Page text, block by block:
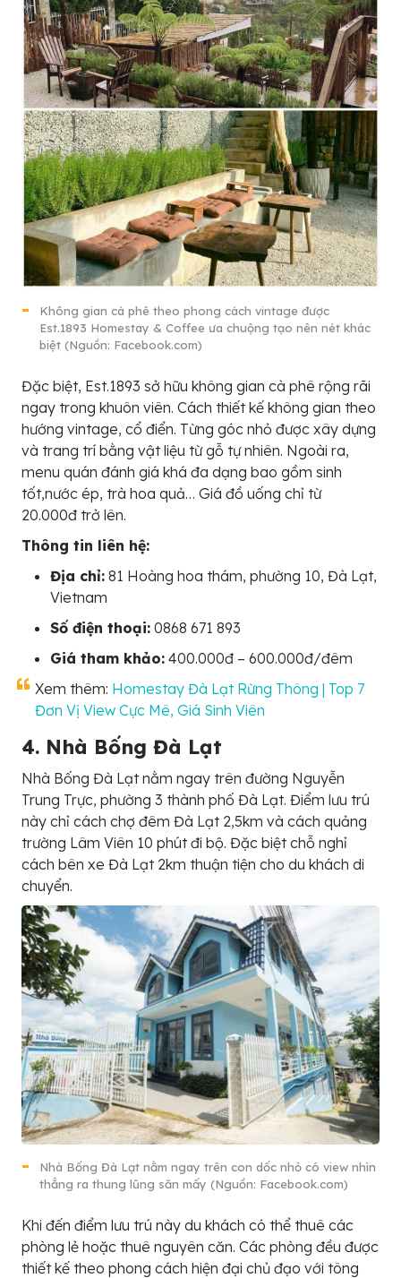
Không gian cà phê theo phong cách vintage được
Est.1893 Homestay & Coffee ưa chuộng tạo nên nét khác
biệt (Nguồn: Facebook.com)
Đặc biệt, Est.1893 sở hữu không gian cà phê rộng rãi
ngay trong khuôn viên. Cách thiết kế không gian theo
hướng vintage, cổ điển. Từng góc nhỏ được xây dựng
và trang trí bằng vật liệu từ gỗ tự nhiên. Ngoài ra,
menu quán đánh giá khá đa dạng bao gồm sinh
tốt,nước ép, trà hoa quả… Giá đồ uống chỉ từ
20.000đ trở lên.
Thông tin liên hệ:
Địa chỉ: 81 Hoàng hoa thám, phường 10, Đà Lạt,
Vietnam
Số điện thoại: 0868 671 893
Giá tham khảo: 400.000đ – 600.000đ/đêm
Xem thêm: Homestay Đà Lạt Rừng Thông | Top 7
Đơn Vị View Cực Mê, Giá Sinh Viên
4. Nhà Bống Đà Lạt
Nhà Bống Đà Lạt nằm ngay trên đường Nguyễn
Trung Trực, phường 3 thành phố Đà Lạt. Điểm lưu trú
này chỉ cách chợ đêm Đà Lạt 2,5km và cách quảng
trường Lâm Viên 10 phút đi bộ. Đặc biệt chỗ nghỉ
cách bên xe Đà Lạt 2km thuận tiện cho du khách di
chuyển.
Nhà Bống Đà Lạt nằm ngay trên con dốc nhỏ có view nhìn
thẳng ra thung lũng săn mấy (Nguồn: Facebook.com)
Khi đến điểm lưu trú này du khách có thể thuê các
phòng lẻ hoặc thuê nguyên căn. Các phòng đều được
thiết kế theo phong cách hiện đại chủ đạo với tông